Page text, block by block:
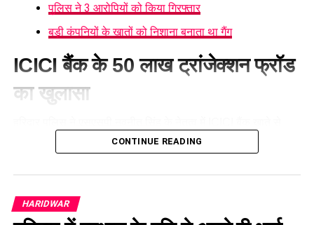
पुलिस ने 3 आरोपियों को किया गिरफ्तार
बड़ी कंपनियों के खातों को निशाना बनाता था गैंग
ICICI बैंक के 50 लाख ट्रांजेक्शन फ्रॉड
का खुलासा
करीब 50 लाख रुपये की संदिग्ध निकासी के मामले का खुलासा करते हुए
एक महिला समेत तीन आरोपियों को गिरफ्तार किया है। बैंक मैनेजर की
शिकायत पर दर्ज मुकदमे की जांच में पुलिस ने भगवानपुर क्षेत्र में छापेमारी
CONTINUE READING
HARIDWAR